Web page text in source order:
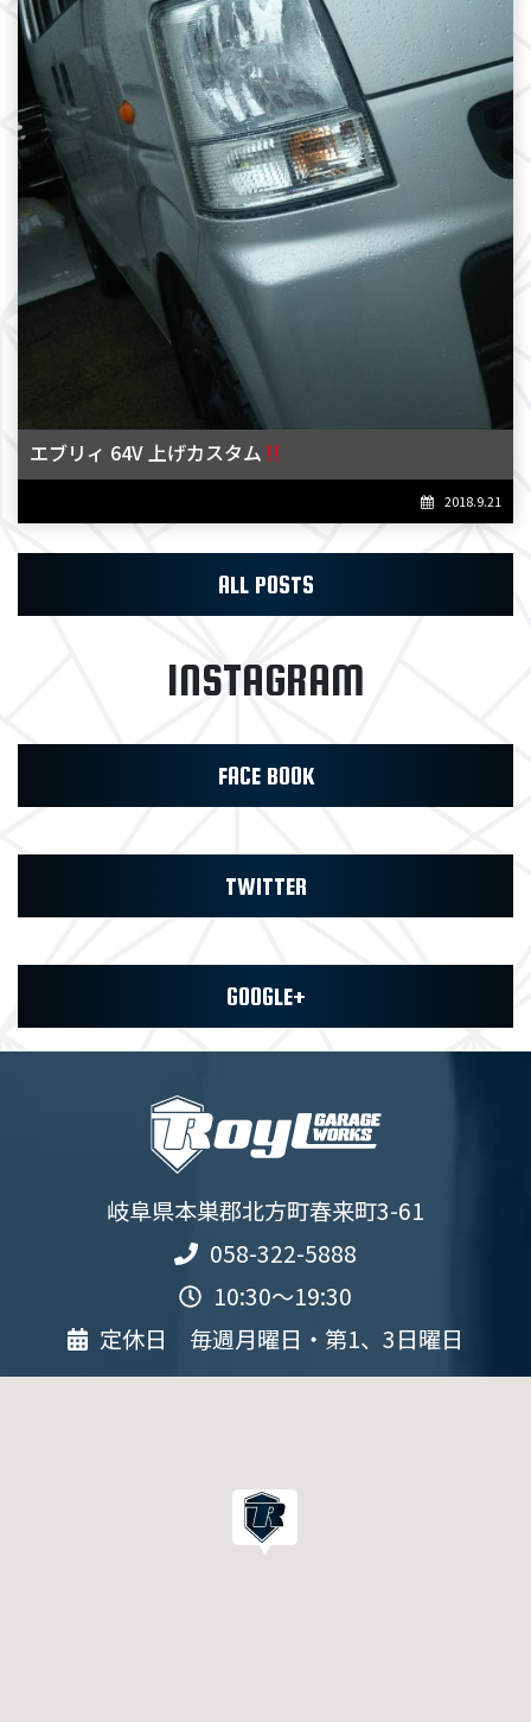
エブリィ 64V 上げカスタム
2018.9.21
ALL POSTS
INSTAGRAM
FACE BOOK
TWITTER
GOOGLE+
岐阜県本巣郡北方町春来町3-61
058-322-5888
10:30～19:30
定休日 毎週月曜日・第1、3日曜日